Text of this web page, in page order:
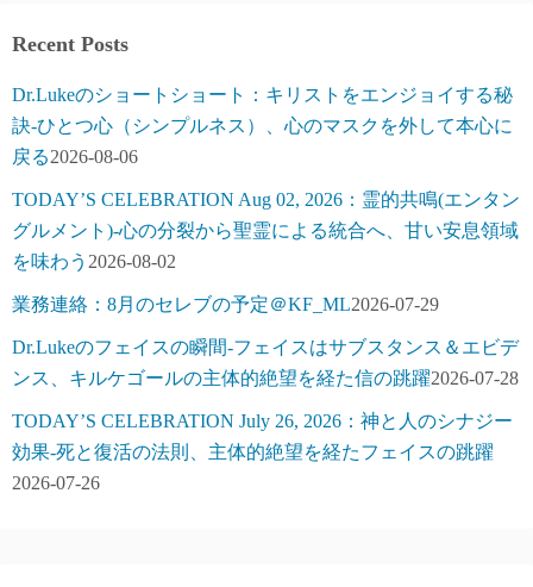
Recent Posts
Dr.Lukeのショートショート：キリストをエンジョイする秘
訣-ひとつ心（シンプルネス）、心のマスクを外して本心に
戻る2026-08-06
TODAY’S CELEBRATION Aug 02, 2026：霊的共鳴(エンタン
グルメント)-心の分裂から聖霊による統合へ、甘い安息領域
を味わう 2026-08-02
業務連絡：8月のセレブの予定＠KF_ML2026-07-29
Dr.Lukeのフェイスの瞬間-フェイスはサブスタンス＆エビデ
ンス、キルケゴールの主体的絶望を経た信の跳躍2026-07-28
TODAY’S CELEBRATION July 26, 2026：神と人のシナジー
効果-死と復活の法則、主体的絶望を経たフェイスの跳躍
2026-07-26